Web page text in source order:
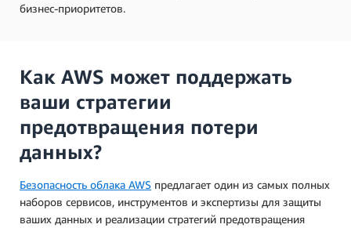
бизнес-приоритетов.
Как AWS может поддержать
ваши стратегии
предотвращения потери
данных?
Безопасность облака AWS предлагает один из самых полных
наборов сервисов, инструментов и экспертизы для защиты
ваших данных и реализации стратегий предотвращения